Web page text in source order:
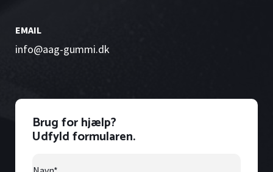
EMAIL
info@aag-gummi.dk
Brug for hjælp?
Udfyld formularen.